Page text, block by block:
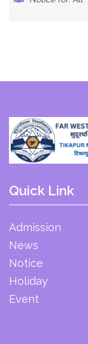
Quick Link
Admission
News
Notice
Holiday
Event